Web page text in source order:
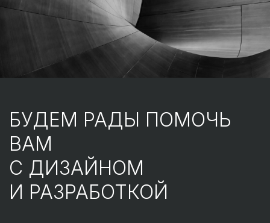
БУДЕМ РАДЫ ПОМОЧЬ
ВАМ
С ДИЗАЙНОМ
И РАЗРАБОТКОЙ